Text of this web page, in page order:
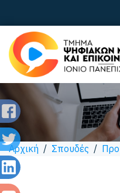
Αρχική / Σπουδές /